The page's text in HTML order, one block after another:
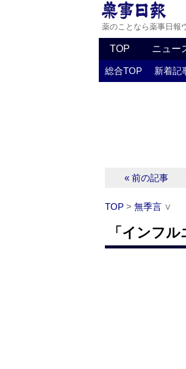
薬のことなら薬事日報
TOP ニュー
総合TOP 新着記
« 前の記事
TOP > 無季言 ∨
「インフ